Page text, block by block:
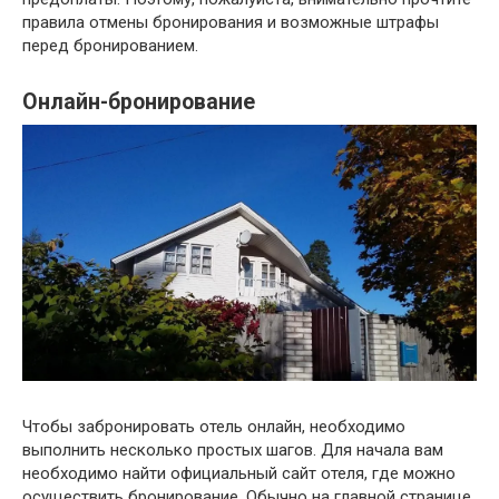
правила отмены бронирования и возможные штрафы
перед бронированием.
Онлайн-бронирование
Чтобы забронировать отель онлайн, необходимо
выполнить несколько простых шагов. Для начала вам
необходимо найти официальный сайт отеля, где можно